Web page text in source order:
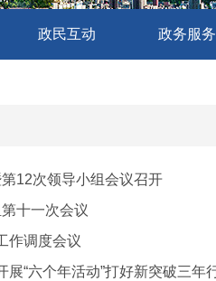
政民互动 政务服务
12次领导小组会议召开
十一次会议
作调度会议
“六个年活动”打好新突破三年